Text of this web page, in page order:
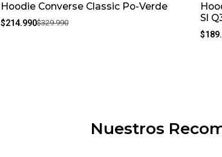
-35%
Hoodie Converse Classic Po-Verde
$214.990$329.990
-
Sl
Nuestros